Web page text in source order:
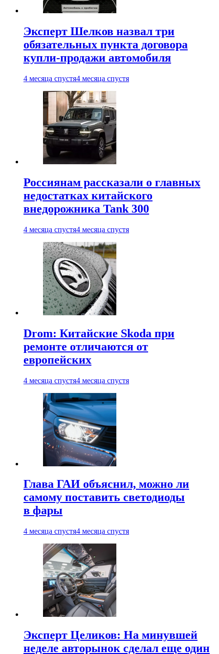
Эксперт Шелков назвал три
обязательных пункта договора
купли-продажи автомобиля
4 месяца спустя4 месяца спустя
Россиянам рассказали о главных
недостатках китайского
внедорожника Tank 300
4 месяца спустя4 месяца спустя
Drom: Китайские Skoda при
ремонте отличаются от
европейских
4 месяца спустя4 месяца спустя
Глава ГАИ объяснил, можно ли
самому поставить светодиоды
в фары
4 месяца спустя4 месяца спустя
Эксперт Целиков: На минувшей
неделе авторынок сделал еще один